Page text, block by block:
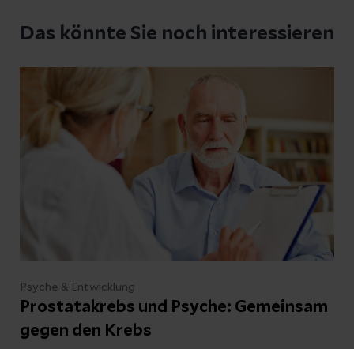
Das könnte Sie noch interessieren
Psyche & Entwicklung
Prostatakrebs und Psyche: Gemeinsam
gegen den Krebs